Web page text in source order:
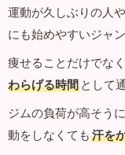
運動が久しぶりの人や
にも始めやすいジャン
痩せることだけでなく
わらげる時間 として
ジムの負荷が高そう
動をしなくても 汗を